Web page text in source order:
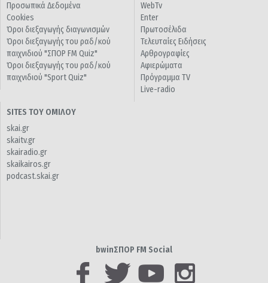
Προσωπικά Δεδομένα
Cookies
Όροι διεξαγωγής διαγωνισμών
Όροι διεξαγωγής του ραδ/κού
παιχνιδιού "ΣΠΟΡ FM Quiz"
Όροι διεξαγωγής του ραδ/κού
παιχνιδιού "Sport Quiz"
WebTv
Enter
Πρωτοσέλιδα
Τελευταίες Ειδήσεις
Αρθρογραφίες
Αφιερώματα
Πρόγραμμα TV
Live-radio
SITES ΤΟΥ ΟΜΙΛΟΥ
skai.gr
skaitv.gr
skairadio.gr
skaikairos.gr
podcast.skai.gr
bwinΣΠΟΡ FM Social